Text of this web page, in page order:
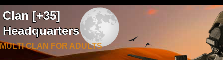
Clan [+35]
Headquarters
MULTI CLAN FOR ADULTS